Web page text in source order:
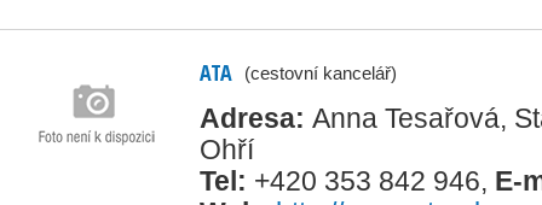
ATA (cestovní kancelář)
Adresa: Anna Tesařová,
Ohří
Tel: +420 353 842 946, E-